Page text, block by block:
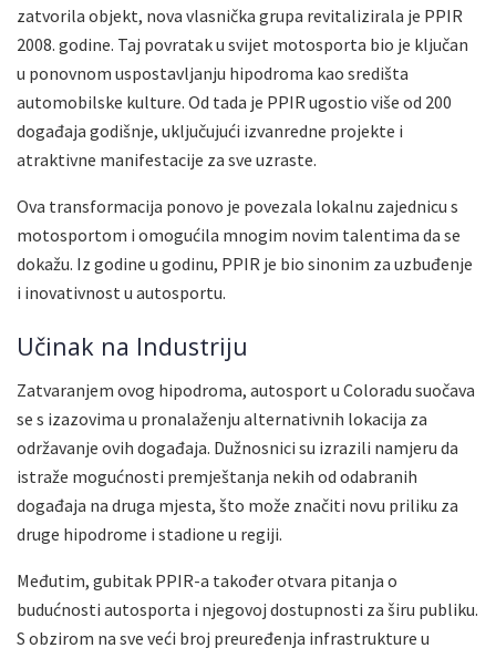
zatvorila objekt, nova vlasnička grupa revitalizirala je PPIR
2008. godine. Taj povratak u svijet motosporta bio je ključan
u ponovnom uspostavljanju hipodroma kao središta
automobilske kulture. Od tada je PPIR ugostio više od 200
događaja godišnje, uključujući izvanredne projekte i
atraktivne manifestacije za sve uzraste.
Ova transformacija ponovo je povezala lokalnu zajednicu s
motosportom i omogućila mnogim novim talentima da se
dokažu. Iz godine u godinu, PPIR je bio sinonim za uzbuđenje
i inovativnost u autosportu.
Učinak na Industriju
Zatvaranjem ovog hipodroma, autosport u Coloradu suočava
se s izazovima u pronalaženju alternativnih lokacija za
održavanje ovih događaja. Dužnosnici su izrazili namjeru da
istraže mogućnosti premještanja nekih od odabranih
događaja na druga mjesta, što može značiti novu priliku za
druge hipodrome i stadione u regiji.
Međutim, gubitak PPIR-a također otvara pitanja o
budućnosti autosporta i njegovoj dostupnosti za širu publiku.
S obzirom na sve veći broj preuređenja infrastrukture u